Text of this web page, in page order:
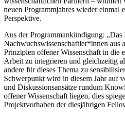
neuen Programmjahres wieder einmal
Perspektive.
Aus der Programmankündigung: „Das
Nachwuchswissenschaftler*innen aus
Prinzipien offener Wissenschaft in die
Arbeit zu integrieren und gleichzeitig
andere für dieses Thema zu
Schwerpunkt wird in diesem Jahr auf
und Diskussionsansätze rundum
offener Wissenschaft liegen, dies
Projektvorhaben der diesjährigen